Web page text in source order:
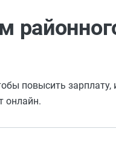
повысить зарплату,
онлайн.